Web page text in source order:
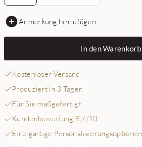
Anmerkung hinzufügen
In den Warenkorb
Kostenloser Versand
Produziert in 3 Tagen
Für Sie maßgefertigt
Kundenbewertung 8,7/10
Einzigartige Personalisierungsoptionen